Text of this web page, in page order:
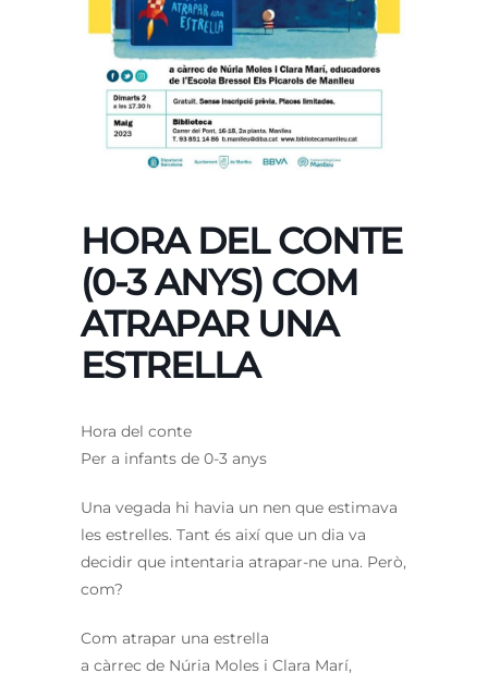
HORA DEL CONTE
(0-3 ANYS) COM
ATRAPAR UNA
ESTRELLA
Hora del conte
Per a infants de 0-3 anys
Una vegada hi havia un nen que estimava
les estrelles. Tant és així que un dia va
decidir que intentaria atrapar-ne una. Però,
com?
Com atrapar una estrella
a càrrec de Núria Moles i Clara Marí,